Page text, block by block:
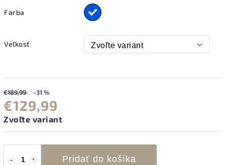
Farba
Veľkosť
€189,99 –31 %
€129,99
Zvoľte variant
Pridať do košíka